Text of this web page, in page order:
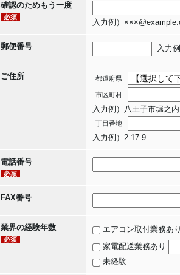
ま
ん！
確認のためもう一度
必須
入力例）
郵便番号 入力
ご住所 都道府県
市区町村
入力例）八王子市堀之内
丁目番地
入力例）2-17-9
電話番号
必須
FAX番号
業界の経験年数
必須
エアコン取付業務あり
家電配送業務あり
未経験